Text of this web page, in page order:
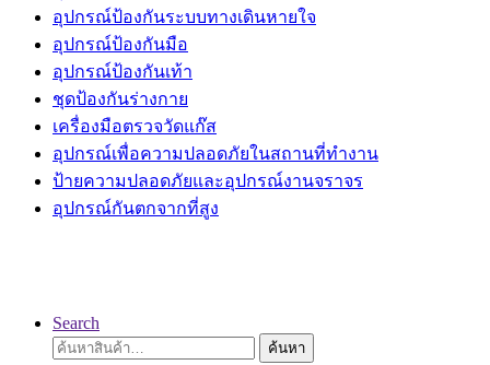
อุปกรณ์ป้องกันระบบทางเดินหายใจ
อุปกรณ์ป้องกันมือ
อุปกรณ์ป้องกันเท้า
ชุดป้องกันร่างกาย
เครื่องมือตรวจวัดแก๊ส
อุปกรณ์เพื่อความปลอดภัยในสถานที่ทำงาน
ป้ายความปลอดภัยและอุปกรณ์งานจราจร
อุปกรณ์กันตกจากที่สูง
Search
ค้นหา:
ค้นหา